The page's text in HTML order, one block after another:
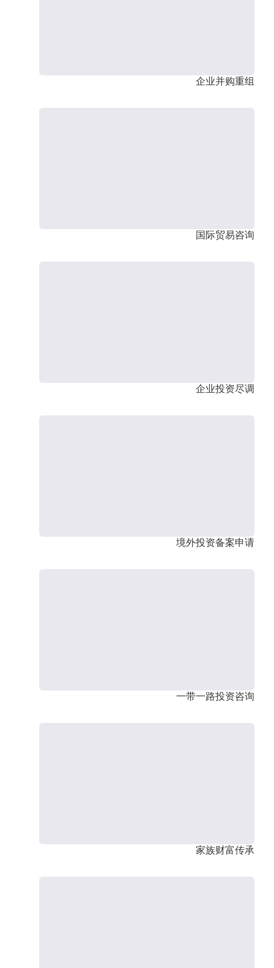
企业并购重组
国际贸易咨询
企业投资尽调
境外投资备案申请
一带一路投资咨询
家族财富传承